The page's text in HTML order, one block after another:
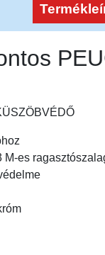
M-es